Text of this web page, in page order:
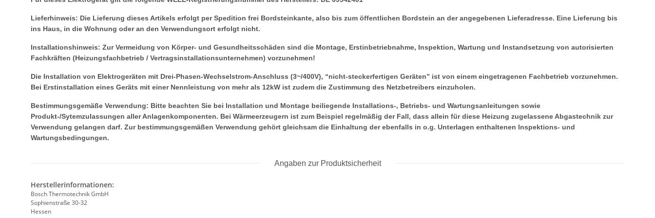
Lieferhinweis: Die Lieferung dieses Artikels erfolgt per Spedition frei Bordsteinkante, also bis zum öffentlichen Bordstein an der angegebenen Lieferadresse. Eine Lieferung bis
ins Haus, in die Wohnung oder an den Verwendungsort erfolgt nicht.
Installationshinweis: Zur Vermeidung von Körper- und Gesundheitsschäden sind die Montage, Erstinbetriebnahme, Inspektion, Wartung und Instandsetzung von autorisierten
Fachkräften (Heizungsfachbetrieb / Vertragsinstallationsunternehmen) vorzunehmen!
Die Installation von Elektrogeräten mit Drei-Phasen-Wechselstrom-Anschluss (3~/400V), “nicht-steckerfertigen Geräten” ist von einem eingetragenen Fachbetrieb vorzunehmen.
Bei Erstinstallation eines Geräts mit einer Nennleistung von mehr als 12kW ist zudem die Zustimmung des Netzbetreibers einzuholen.
Bestimmungsgemäße Verwendung: Bitte beachten Sie bei Installation und Montage beiliegende Installations-, Betriebs- und Wartungsanleitungen sowie
Produkt-/Sytemzulassungen aller Anlagenkomponenten. Bei Wärmeerzeugern ist zum Beispiel regelmäßig der Fall, dass allein für diese Heizung zugelassene Abgastechnik zur
Verwendung gelangen darf. Zur bestimmungsgemäßen Verwendung gehört gleichsam die Einhaltung der ebenfalls in o.g. Unterlagen enthaltenen Inspektions- und
Wartungsbedingungen.
Angaben zur Produktsicherheit
Herstellerinformationen:
Bosch Thermotechnik GmbH
Sophienstraße 30-32
Hessen